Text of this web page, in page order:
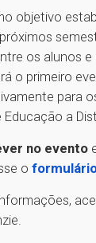
objetivo
os alunos
o primeiro
para
a
no evento
o